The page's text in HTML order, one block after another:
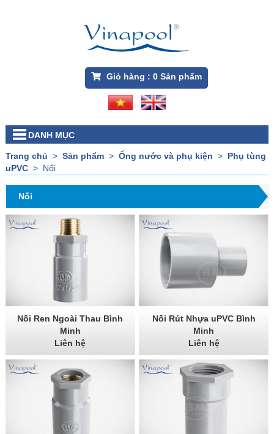
Giỏ hàng : 0Sản phẩm
DANH MỤC
Trang chủ > Sản phẩm> Ống nước và phụ kiện > Phụ tùng
uPVC> Nối
Nối
Nối Ren Ngoài Thau Bình
Minh
Liên hệ
Nối Rút Nhựa uPVC Bình
Minh
Liên hệ